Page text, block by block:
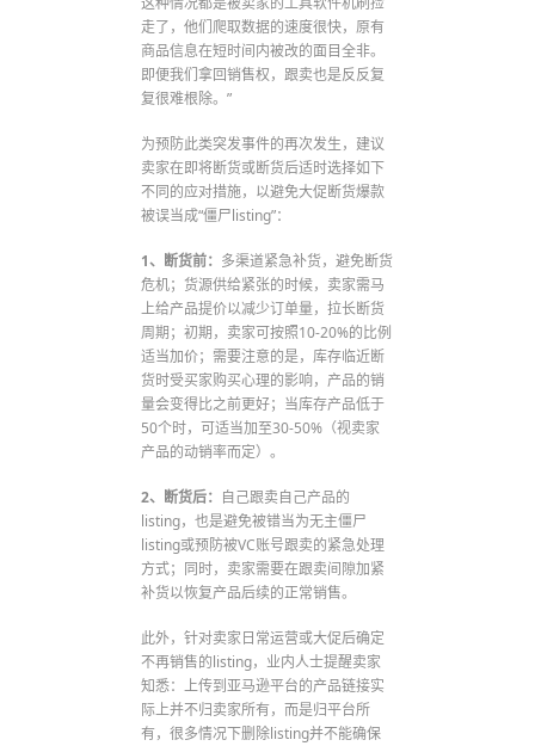
走了，他们爬取数据的速度很快，原有
商品信息在短时间内被改的面目全非。
即便我们拿回销售权，跟卖也是反反复
复很难根除。”
为预防此类突发事件的再次发生，建议
卖家在即将断货或断货后适时选择如下
不同的应对措施，以避免大促断货爆款
被误当成“僵尸listing”：
1、断货前： 多渠道紧急补货，避免断货
危机；货源供给紧张的时候，卖家需马
上给产品提价以减少订单量，拉长断货
周期；初期，卖家可按照10-20%的比例
适当加价；需要注意的是，库存临近断
货时受买家购买心理的影响，产品的销
量会变得比之前更好；当库存产品低于
50个时，可适当加至30-50%（视卖家
产品的动销率而定）。
2、断货后： 自己跟卖自己产品的
listing，也是避免被错当为无主僵尸
listing或预防被VC账号跟卖的紧急处理
方式；同时，卖家需要在跟卖间隙加紧
补货以恢复产品后续的正常销售。
此外，针对卖家日常运营或大促后确定
不再销售的listing，业内人士提醒卖家
知悉：上传到亚马逊平台的产品链接实
际上并不归卖家所有，而是归平台所
有，很多情况下删除listing并不能确保